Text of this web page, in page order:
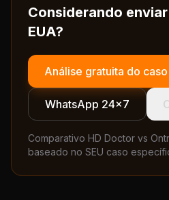
Considerando
EUA?
Análise gratuita do caso
WhatsApp 24×7
Comparativo HD Doctor vs
baseado no SEU caso